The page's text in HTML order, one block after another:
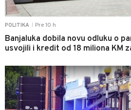
POLITIKA Pre 10 h
Banjaluka dobila novu odluku o
usvojili i kredit od 18 miliona KM